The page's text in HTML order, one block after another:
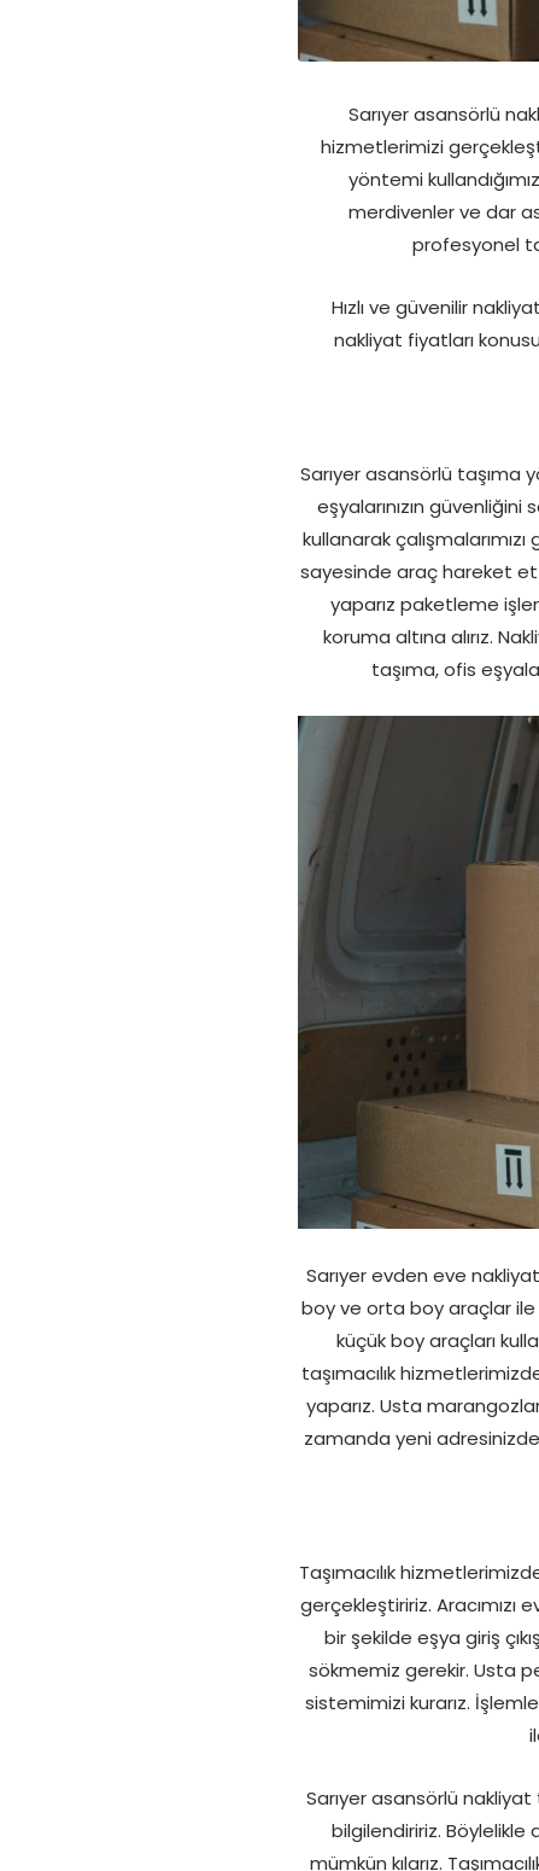
Sarıyer asansörlü
hizmetlerimizi
yöntemi
merdivenler ve dar
profesyonel
Hızlı ve güvenilir
nakliyat fiyatları
Sarıyer asansörlü
eşyalarınızın
kullanarak
sayesinde araç hareket
yaparız paketleme
koruma altına alırız.
taşıma, ofis
Sarıyer evden eve
boy ve orta boy araçlar ile
küçük boy araçları
taşımacılık
yaparız. Usta marangozlar
zamanda yeni adresinizde
Taşımacılık
gerçekleştiririz. Aracımızı
bir şekilde eşya giriş
sökmemiz gerekir. Usta
sistemimizi kurarız.
Sarıyer asansörlü
bilgilendiririz. Böylelikle
mümkün kılarız.